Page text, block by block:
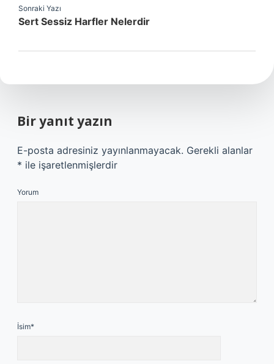
Sonraki Yazı
Sert Sessiz Harfler Nelerdir
Bir yanıt yazın
E-posta adresiniz yayınlanmayacak. Gerekli alanlar
* ile işaretlenmişlerdir
Yorum
İsim*